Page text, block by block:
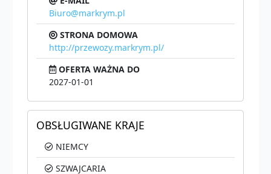
Biuro@markrym.pl
STRONA DOMOWA
http://przewozy.markrym.pl/
OFERTA WAŻNA DO
2027-01-01
OBSŁUGIWANE KRAJE
NIEMCY
SZWAJCARIA